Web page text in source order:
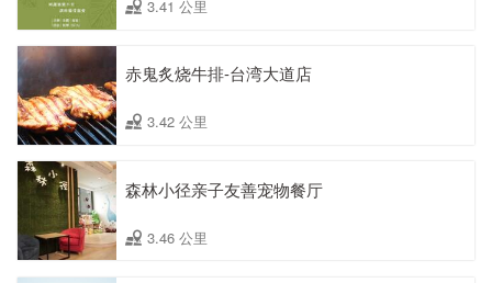
3.41 公里
赤鬼炙烧牛排-台湾大道店
3.42 公里
森林小径亲子友善宠物餐厅
3.46 公里